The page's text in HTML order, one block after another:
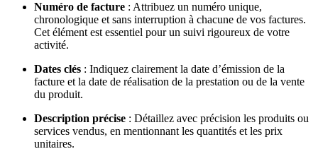
Numéro de facture : Attribuez un numéro unique,
chronologique et sans interruption à chacune de vos factures.
Cet élément est essentiel pour un suivi rigoureux de votre
activité.
Dates clés : Indiquez clairement la date d’émission de la
facture et la date de réalisation de la prestation ou de la vente
du produit.
Description précise : Détaillez avec précision les produits ou
services vendus, en mentionnant les quantités et les prix
unitaires.